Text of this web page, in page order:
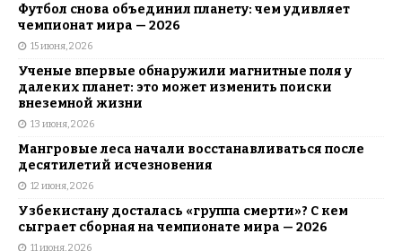
Футбол снова объединил планету: чем удивляет
чемпионат мира — 2026
15 июня, 2026
Ученые впервые обнаружили магнитные поля у
далеких планет: это может изменить поиски
внеземной жизни
13 июня, 2026
Мангровые леса начали восстанавливаться после
десятилетий исчезновения
12 июня, 2026
Узбекистану досталась «группа смерти»? С кем
сыграет сборная на чемпионате мира — 2026
11 июня, 2026